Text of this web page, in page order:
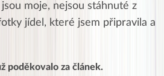
moje, nejsou stáhnuté z
jídel, které jsem připravila a
poděkovalo za článek.